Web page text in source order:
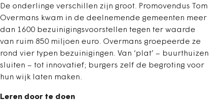
De onderlinge verschillen zijn groot. Promovendus Tom
Overmans kwam in de deelnemende gemeenten meer
dan 1600 bezuinigingsvoorstellen tegen ter waarde
van ruim 850 miljoen euro. Overmans groepeerde ze
rond vier typen bezuinigingen. Van ‘plat’ – buurthuizen
sluiten – tot innovatief; burgers zelf de begroting voor
hun wijk laten maken.
Leren door te doen